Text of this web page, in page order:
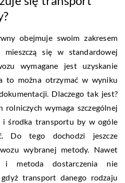
obejmuje swoim zakresem
się w standardowej
wymagane jest uzyskanie
to można otrzymać w wyniku
Dlaczego tak jest?
rolniczych wymaga szczególnej
i środka transportu by w ogóle
Do tego dochodzi jeszcze
wybranej metody. Nawet
i metoda dostarczenia nie
transport danego rodzaju